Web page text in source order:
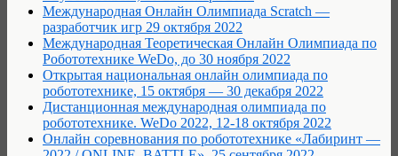
Международная Онлайн Олимпиада Scratch —
разработчик игр 29 октября 2022
Международная Теоретическая Онлайн Олимпиада по
Робототехнике WeDo, до 30 ноября 2022
Открытая национальная онлайн олимпиада по
робототехнике, 15 октября — 30 декабря 2022
Дистанционная международная олимпиада по
робототехнике. WeDo 2022, 12-18 октября 2022
Онлайн соревнования по робототехнике «Лабиринт —